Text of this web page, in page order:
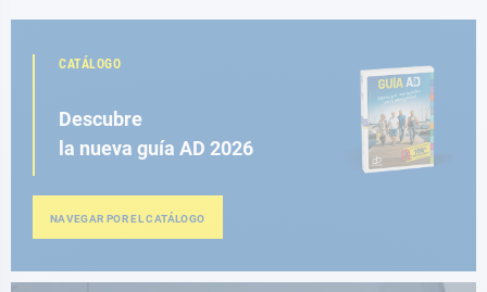
CATÁLOGO
Descubre
la nueva guía AD 2026
NAVEGAR POR EL CATÁLOGO